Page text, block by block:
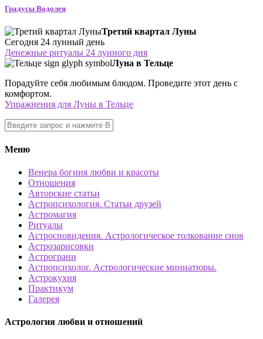
Градусы Водолея
Третий квартал Луны
Сегодня 24 лунный день
Денежные ритуалы 24 лунного дня
Луна в Тельце
Порадуйте себя любимым блюдом. Проведите этот день с
комфортом.
Упражнения для Луны в Тельце
Меню
Венера богиня любви и красоты
Отношения
Авторские статьи
Астропсихология. Статьи друзей
Астромагия
Ритуалы
Астросновидения. Астрологическое толкование снов
Астрозарисовки
Астрограни
Астропсихолог. Астрологические миниатюры.
Астрокухня
Практикум
Галерея
Астрология любви и отношений